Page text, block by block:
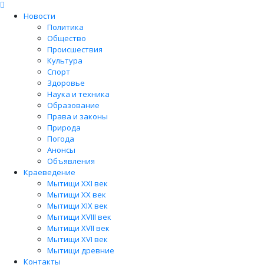
Новости
Политика
Общество
Происшествия
Культура
Спорт
Здоровье
Наука и техника
Образование
Права и законы
Природа
Погода
Анонсы
Объявления
Краеведение
Мытищи XXI век
Мытищи XX век
Мытищи XIX век
Мытищи XVIII век
Мытищи XVII век
Мытищи XVI век
Мытищи древние
Контакты